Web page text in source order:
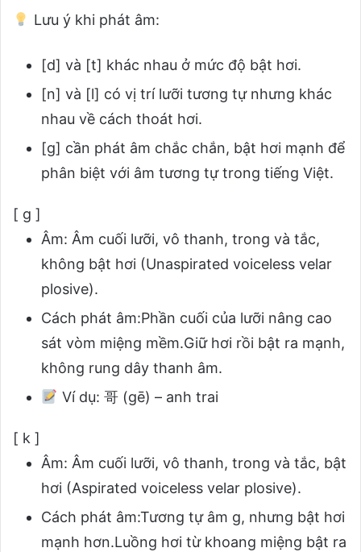
Lưu ý khi phát âm:
[d] và [t] khác nhau ở mức độ bật hơi.
[n] và [l] có vị trí lưỡi tương tự nhưng khác
nhau về cách thoát hơi.
[g] cần phát âm chắc chắn, bật hơi mạnh để
phân biệt với âm tương tự trong tiếng Việt.
[ g ]
Âm: Âm cuối lưỡi, vô thanh, trong và tắc,
không bật hơi (Unaspirated voiceless velar
plosive).
Cách phát âm:Phần cuối của lưỡi nâng cao
sát vòm miệng mềm.Giữ hơi rồi bật ra mạnh,
không rung dây thanh âm.
Ví dụ: 哥 (gē) – anh trai
[ k ]
Âm: Âm cuối lưỡi, vô thanh, trong và tắc, bật
hơi (Aspirated voiceless velar plosive).
Cách phát âm:Tương tự âm g, nhưng bật hơi
mạnh hơn.Luồng hơi từ khoang miệng bật ra